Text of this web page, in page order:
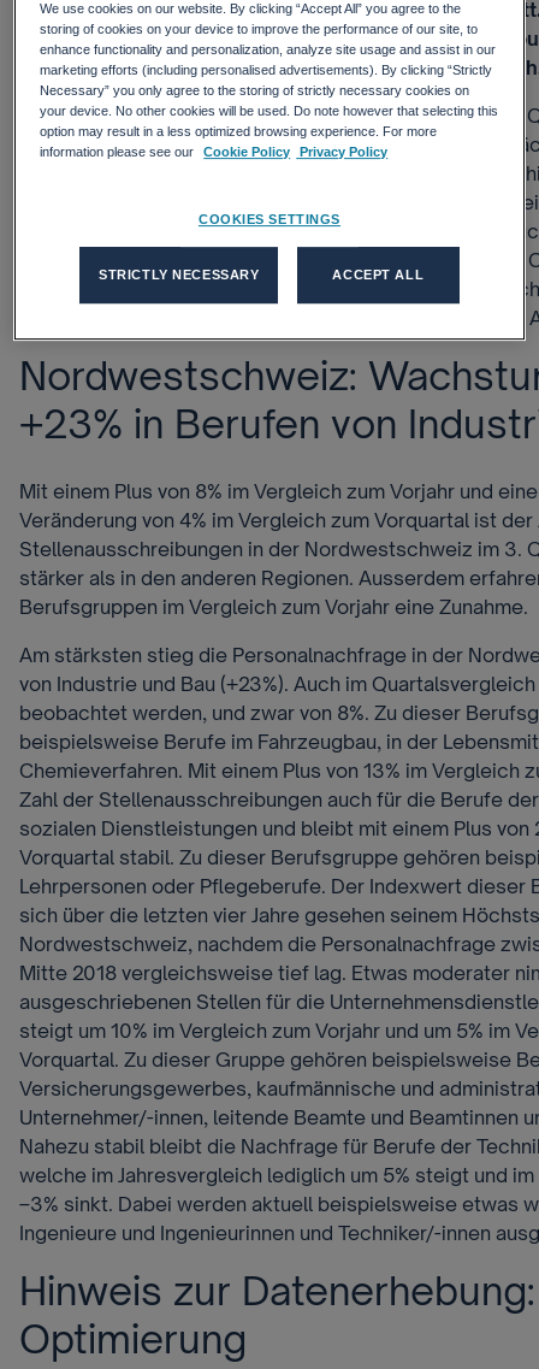
etwas über dem gesamtschweizerischen
wissenschaftlich fundierte Erhebung des Adecco
Index des Stellenmarkt-Monitors der Universität
Der Adecco Group Swiss Job Market Index steigt im 3.
Vergleich zum Vorjahresquartal. «Im Jahresvergleich
Stelleninserate, wobei wir im Vergleich zum Vorquartal
Stagnation beobachten. Es bleibt abzuwarten, ob dies
dafür ist, dass Unternehmen im Rahmen der
Wirtschaftslage reagieren», kommentiert Nicole Burth,
Gruppe Schweiz. «In vielen Berufsgruppen zeichnet
eine Verlangsamung des Wachstums ab», kommentiert
Nordwestschweiz:
+23% in Berufen von
Mit einem Plus von 8% im Vergleich zum Vorjahr und
Veränderung von 4% im Vergleich zum Vorquartal ist
Stellenausschreibungen in der Nordwestschweiz im 3.
stärker als in den anderen Regionen. Ausserdem
Berufsgruppen im Vergleich zum Vorjahr eine Zunahme.
Am stärksten stieg die Personalnachfrage in der
von Industrie und Bau (+23%). Auch im
beobachtet werden, und zwar von 8%. Zu dieser
beispielsweise Berufe im Fahrzeugbau, in der
Chemieverfahren. Mit einem Plus von 13% im Vergleich
Zahl der Stellenausschreibungen auch für die Berufe
sozialen Dienstleistungen und bleibt mit einem Plus von
Vorquartal stabil. Zu dieser Berufsgruppe gehören
Lehrpersonen oder Pflegeberufe. Der Indexwert dieser
sich über die letzten vier Jahre gesehen seinem
Nordwestschweiz, nachdem die Personalnachfrage
Mitte 2018 vergleichsweise tief lag. Etwas moderater
ausgeschriebenen Stellen für die
steigt um 10% im Vergleich zum Vorjahr und um 5% im
Vorquartal. Zu dieser Gruppe gehören beispielsweise
Versicherungsgewerbes, kaufmännische und
Unternehmer/-innen, leitende Beamte und Beamtinnen
Nahezu stabil bleibt die Nachfrage für Berufe der
welche im Jahresvergleich lediglich um 5% steigt und
–3% sinkt. Dabei werden aktuell beispielsweise etwas
Ingenieure und Ingenieurinnen und Techniker/-innen
Hinweis zur Datenerhebung:
Optimierung
We use cookies on our website. By clicking “Accept All” you agree to the
storing of cookies on your device to improve the performance of our site, to
enhance functionality and personalization, analyze site usage and assist in our
marketing efforts (including personalised advertisements). By clicking “Strictly
Necessary” you only agree to the storing of strictly necessary cookies on
your device. No other cookies will be used. Do note however that selecting this
option may result in a less optimized browsing experience. For more
information please see our
Cookie Policy Privacy Policy
COOKIES SETTINGS
STRICTLY NECESSARY ACCEPT ALL